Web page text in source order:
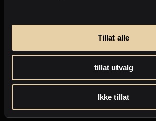
Tillat alle
tillat utvalg
Ikke tillat
Bukkebekken 23
3.750.000,-